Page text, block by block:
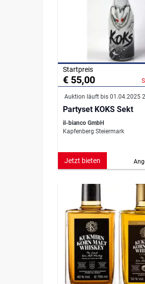
Startpreis
€ 55,00
Auktion läuft bis 01.04.2025
Partyset KOKS Sekt
il-bianco GmbH
Kapfenberg Steiermark
Jetzt bieten